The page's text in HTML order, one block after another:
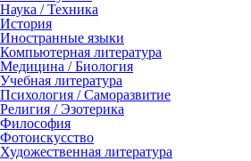
Наука / Техника
История
Иностранные языки
Компьютерная литература
Медицина / Биология
Учебная литература
Психология / Саморазвитие
Религия / Эзотерика
Философия
Фотоискусство
Художественная литература